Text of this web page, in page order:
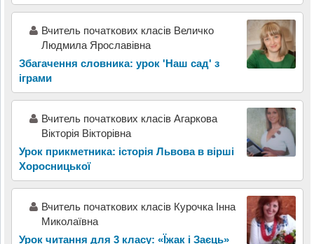
Вчитель початкових класів Величко
Людмила Ярославівна
Збагачення словника: урок 'Наш сад' з
іграми
Вчитель початкових класів Агаркова
Вікторія Вікторівна
Урок прикметника: історія Львова в вірші
Хоросницької
Вчитель початкових класів Курочка Інна
Миколаївна
Урок читання для 3 класу: «Їжак і Заєць»